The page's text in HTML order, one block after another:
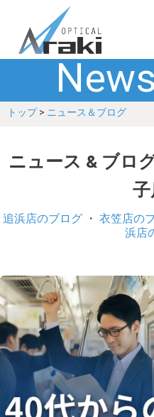
選ばれる理由
ブランド
ショップ
お客さまの声
ギャラリー
コラム
ブログ
トップ> ニュース＆ブログ
ニュース & ブロ
子
追浜店のブログ ・ 衣笠店の
浜店